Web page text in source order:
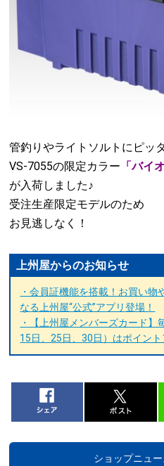
管釣りやライトソルトに ピッ
VS-7055の限定カラー 「バイ
が入荷しました♪
受注生産限定モデルのため
お見逃しなく！
上州屋からのお知らせ
・会員証機能を搭載！お買い物
なる上州屋“公式”アプリ登場！
・【上州屋メンバーズカード】
15日、25日、30日）はポイント
ショップニュ